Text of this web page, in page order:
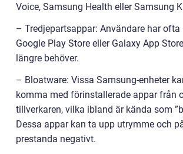
Voice, Samsung Health eller Samsung
– Tredjepartsappar: Användare har ofta
Google Play Store eller Galaxy App
längre behöver.
– Bloatware: Vissa Samsung-enheter
komma med förinstallerade appar från
tillverkaren, vilka ibland är kända som
Dessa appar kan ta upp utrymme och
prestanda negativt.